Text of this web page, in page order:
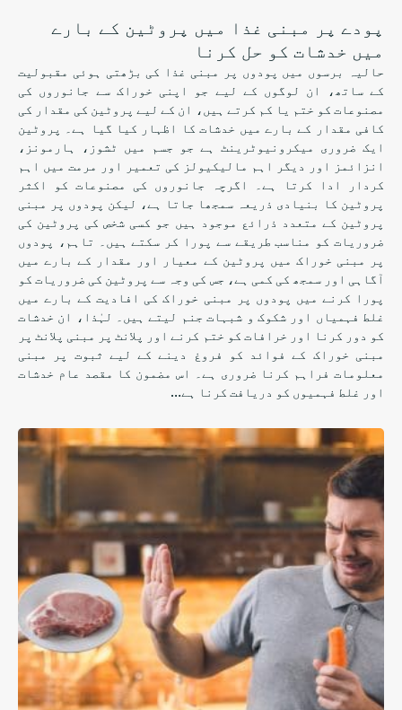
پودے پر مبنی غذا میں پروٹین کے بارے
میں خدشات کو حل کرنا
حالیہ برسوں میں پودوں پر مبنی غذا کی بڑھتی ہوئی مقبولیت
کے ساتھ، ان لوگوں کے لیے جو اپنی خوراک سے جانوروں کی
مصنوعات کو ختم یا کم کرتے ہیں، ان کے لیے پروٹین کی مقدار کی
کافی مقدار کے بارے میں خدشات کا اظہار کیا گیا ہے۔ پروٹین
ایک ضروری میکرونیوٹرینٹ ہے جو جسم میں ٹشوز، ہارمونز،
انزائمز اور دیگر اہم مالیکیولز کی تعمیر اور مرمت میں اہم
کردار ادا کرتا ہے۔ اگرچہ جانوروں کی مصنوعات کو اکثر
پروٹین کا بنیادی ذریعہ سمجھا جاتا ہے، لیکن پودوں پر مبنی
پروٹین کے متعدد ذرائع موجود ہیں جو کسی شخص کی پروٹین کی
ضروریات کو مناسب طریقے سے پورا کر سکتے ہیں۔ تاہم، پودوں
پر مبنی خوراک میں پروٹین کے معیار اور مقدار کے بارے میں
آگاہی اور سمجھ کی کمی ہے، جس کی وجہ سے پروٹین کی ضروریات کو
پورا کرنے میں پودوں پر مبنی خوراک کی افادیت کے بارے میں
غلط فہمیاں اور شکوک و شبہات جنم لیتے ہیں۔ لہٰذا، ان خدشات
کو دور کرنا اور خرافات کو ختم کرنے اور پلانٹ پر مبنی پلانٹ پر
مبنی خوراک کے فوائد کو فروغ دینے کے لیے ثبوت پر مبنی
معلومات فراہم کرنا ضروری ہے۔ اس مضمون کا مقصد عام خدشات
اور غلط فہمیوں کو دریافت کرنا ہے…